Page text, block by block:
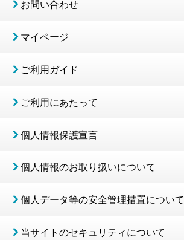
お問い合わせ
マイページ
ご利用ガイド
ご利用にあたって
個人情報保護宣言
個人情報のお取り扱いについて
個人データ等の安全管理措置について
当サイトのセキュリティについて